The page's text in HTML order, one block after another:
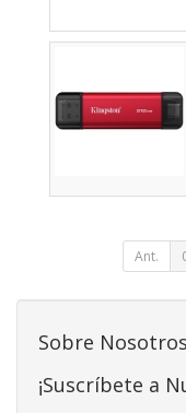
Ant.
Sobre Nosotros
¡Suscríbete a